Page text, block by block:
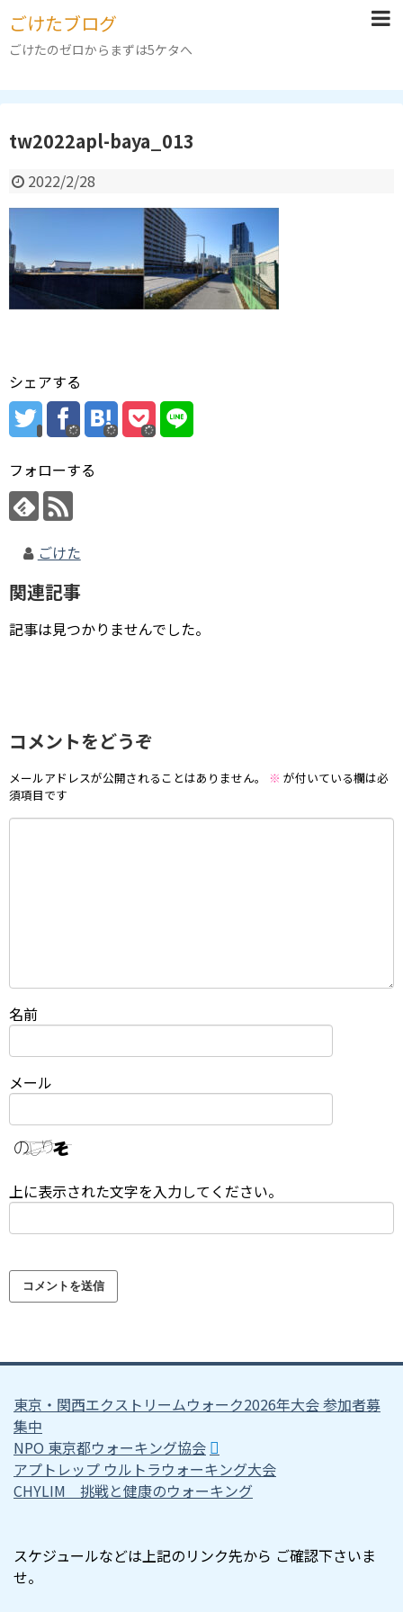
ごけたブログ
ごけたのゼロからまずは5ケタへ
tw2022apl-baya_013
2022/2/28
シェアする
フォローする
ごけた
関連記事
記事は見つかりませんでした。
コメントをどうぞ
メールアドレスが公開されることはありません。 ※ が付いている欄は必
須項目です
名前
メール
上に表示された文字を入力してください。
東京・関西エクストリームウォーク2026年大会 参加者募
集中
NPO 東京都ウォーキング協会
アプトレップ ウルトラウォーキング大会
CHYLIM 挑戦と健康のウォーキング
スケジュールなどは上記のリンク先から ご確認下さいま
せ。